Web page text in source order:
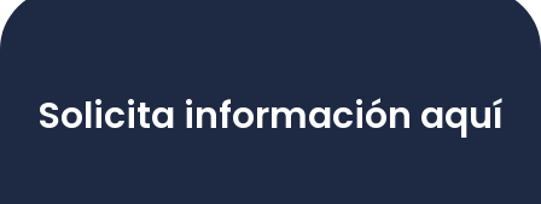
Solicita información aquí